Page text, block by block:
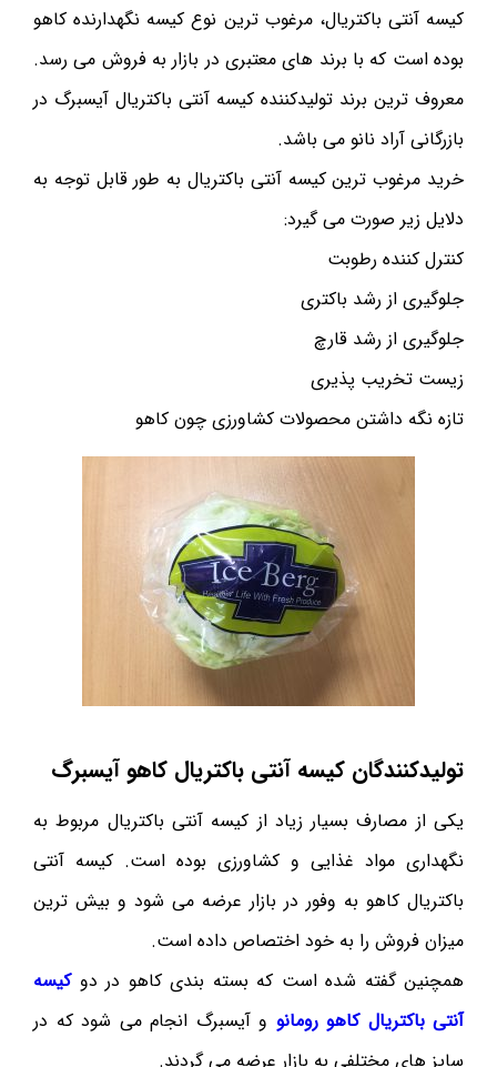
کیسه آنتی باکتریال، مرغوب ترین نوع کیسه نگهدارنده کاهو
بوده است که با برند های معتبری در بازار به فروش می رسد.
معروف ترین برند تولیدکننده کیسه آنتی باکتریال آیسبرگ در
بازرگانی آراد نانو می باشد.
خرید مرغوب ترین کیسه آنتی باکتریال به طور قابل توجه به
دلایل زیر صورت می گیرد:
کنترل کننده رطوبت
جلوگیری از رشد باکتری
جلوگیری از رشد قارچ
زیست تخریب پذیری
تازه نگه داشتن محصولات کشاورزی چون کاهو
تولیدکنندگان کیسه آنتی باکتریال کاهو آیسبرگ
یکی از مصارف بسیار زیاد از کیسه آنتی باکتریال مربوط به
نگهداری مواد غذایی و کشاورزی بوده است. کیسه آنتی
باکتریال کاهو به وفور در بازار عرضه می شود و بیش ترین
میزان فروش را به خود اختصاص داده است.
همچنین گفته شده است که بسته بندی کاهو در دوکیسه
آنتی باکتریال کاهو رومانو و آیسبرگ انجام می شود که در
سایز های مختلفی به بازار عرضه می گردند.